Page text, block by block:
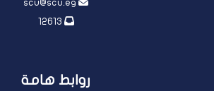
روابط هامة